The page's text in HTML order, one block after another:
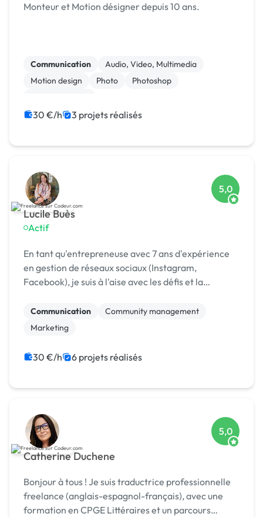
Monteur et Motion désigner depuis 10 ans.
Communication
Audio, Video, Multimedia
Motion design
Photo
Photoshop
30 €/h 3 projets réalisés
Lucile Buès
Actif
5,0
En tant qu'entrepreneuse avec 7 ans d'expérience
en gestion de réseaux sociaux (Instagram,
Facebook), je suis à l'aise avec les défis et la
Communication
Community management
Marketing
30 €/h 6 projets réalisés
Catherine Duchene
5,0
Bonjour à tous ! Je suis traductrice professionnelle
freelance (anglais-espagnol-français), avec une
formation en CPGE Littéraires et un parcours